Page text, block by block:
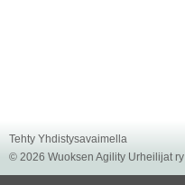
Tehty Yhdistysavaimella
© 2026 Wuoksen Agility Urheilijat ry